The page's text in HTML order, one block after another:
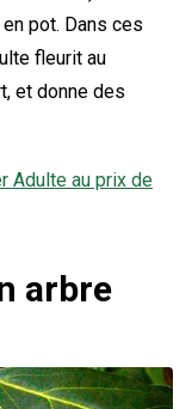
pot. Dans ces
fleurit au
et donne des
Adulte au prix de
arbre